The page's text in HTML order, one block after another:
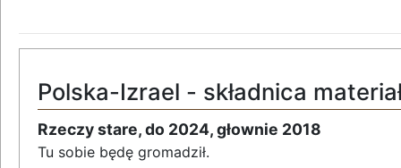
Polska-Izrael - składnica
Rzeczy stare, do 2024, głownie 2018
Tu sobie będę gromadził.